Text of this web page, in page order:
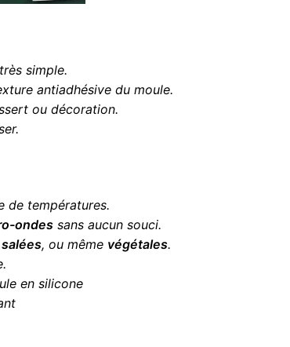
simple.
antiadhésive du moule.
ou décoration.
de températures.
ondessans aucun souci.
salées, ou même végétales.